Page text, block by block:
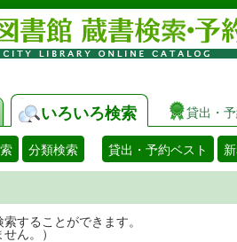
いろいろ検索 貸出・
分類検索 貸出・予約ベスト
書を検索することがで
ん。）